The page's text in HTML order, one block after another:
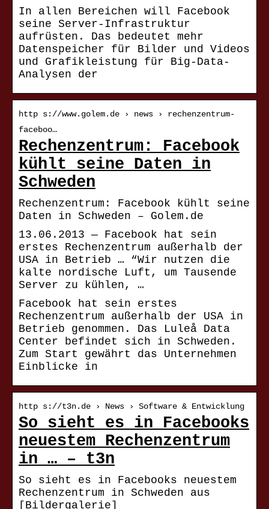
In allen Bereichen will Facebook
seine Server-Infrastruktur
aufrüsten. Das bedeutet mehr
Datenspeicher für Bilder und Videos
und Grafikleistung für Big-Data-
Analysen der
http s://www.golem.de › news › rechenzentrum-
faceboo…
Rechenzentrum: Facebook
kühlt seine Daten in
Schweden
Rechenzentrum: Facebook kühlt seine
Daten in Schweden – Golem.de
13.06.2013 — Facebook hat sein
erstes Rechenzentrum außerhalb der
USA in Betrieb … “Wir nutzen die
kalte nordische Luft, um Tausende
Server zu kühlen, …
Facebook hat sein erstes
Rechenzentrum außerhalb der USA in
Betrieb genommen. Das Luleå Data
Center befindet sich in Schweden.
Zum Start gewährt das Unternehmen
Einblicke in
http s://t3n.de › News › Software & Entwicklung
So sieht es in Facebooks
neuestem Rechenzentrum
in … – t3n
So sieht es in Facebooks neuestem
Rechenzentrum in Schweden aus
[Bildergalerie]